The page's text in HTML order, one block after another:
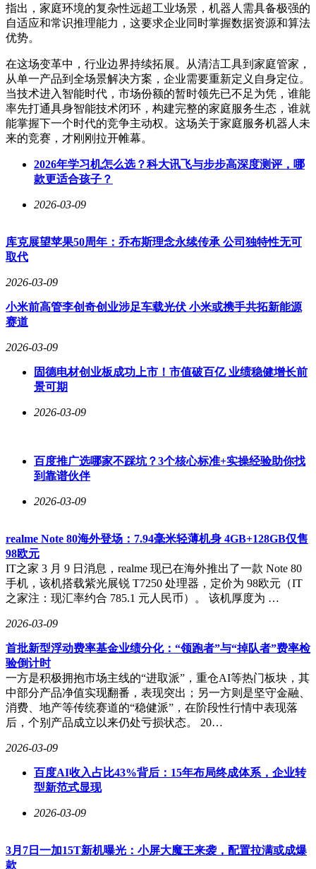
指出，家庭环境的复杂性远超工业场景，机器人需具备极强的
自适应和常识推理能力，这要求企业同时掌握数据资源和算法
优势。
在这场变革中，行业边界持续拓展。从清洁工具到家庭管家，
从单一产品到全场景解决方案，企业需要重新定义自身定位。
当技术进入智能时代，市场份额的暂时领先已不足为凭，谁能
率先打通具身智能技术闭环，构建完整的家庭服务生态，谁就
能掌握下一个时代的竞争主动权。这场关于家庭服务机器人未
来的竞赛，才刚刚拉开帷幕。
2026年学习机怎么选？科大讯飞与步步高深度测评，哪
款更适合孩子？
2026-03-09
库克展望苹果50周年：乔布斯理念永续传承 公司独特性无可
取代
2026-03-09
小米前高管李创奇创业涉足车载光伏 小米或携手共拓新能源
赛道
2026-03-09
固德电材创业板成功上市！市值破百亿 业绩稳健增长前
景可期
2026-03-09
百度推广选哪家不踩坑？3个核心标准+实操经验助你找
到靠谱伙伴
2026-03-09
realme Note 80海外登场：7.94毫米轻薄机身 4GB+128GB仅售
98欧元
IT之家 3 月 9 日消息，realme 现已在海外推出了一款 Note 80
手机，该机搭载紫光展锐 T7250 处理器，定价为 98欧元（IT
之家注：现汇率约合 785.1 元人民币）。 该机厚度为 …
2026-03-09
首批新型浮动费率基金业绩分化：“领跑者”与“掉队者”费率检
验倒计时
一方是积极拥抱市场主线的“进取派”，重仓AI等热门板块，其
中部分产品净值实现翻番，表现突出；另一方则是坚守金融、
消费、地产等传统赛道的“稳健派”，在阶段性行情中表现落
后，个别产品成立以来仍处亏损状态。 20…
2026-03-09
百度AI收入占比43%背后：15年布局终成体系，企业转
型新范式显现
2026-03-09
3月7日一加15T新机曝光：小屏大魔王来袭，配置拉满或成爆
款